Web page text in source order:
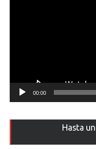
00:00
Hasta